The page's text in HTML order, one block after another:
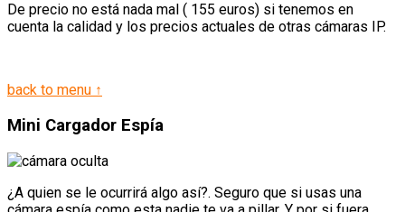
De precio no está nada mal ( 155 euros) si tenemos en
cuenta la calidad y los precios actuales de otras cámaras IP.
back to menu ↑
Mini Cargador Espía
¿A quien se le ocurrirá algo así?. Seguro que si usas una